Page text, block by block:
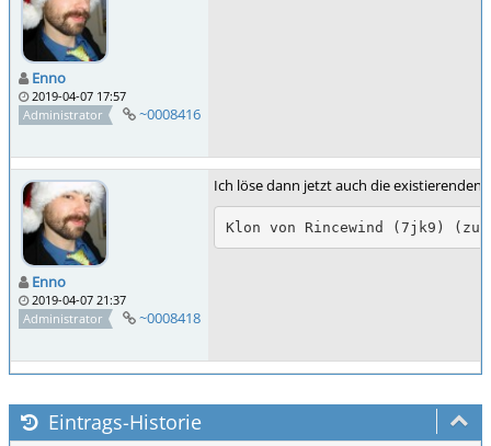
Enno
2019-04-07 17:57
Administrator
~0008416
Enno
2019-04-07 21:37
Administrator
~0008418
Ich löse dann jetzt auch die existierenden
Klon von Rincewind (7jk9)
Eintrags-Historie